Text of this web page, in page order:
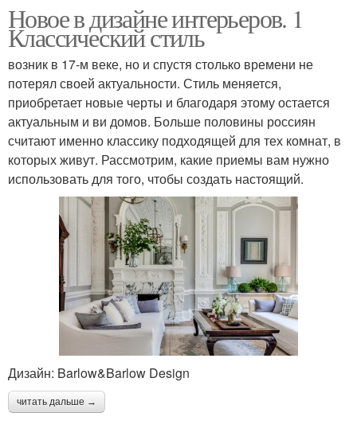
Новое в дизайне интерьеров. 1
Классический стиль
возник в 17-м веке, но и спустя столько времени не
потерял своей актуальности. Стиль меняется,
приобретает новые черты и благодаря этому остается
актуальным и ви домов. Больше половины россиян
считают именно классику подходящей для тех комнат, в
которых живут. Рассмотрим, какие приемы вам нужно
использовать для того, чтобы создать настоящий.
Дизайн: Barlow&Barlow Design
читать дальше →